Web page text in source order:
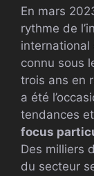
En mars
rythme de
connu sous
trois ans en
a été
tendances
focus
Des milliers
du secteur